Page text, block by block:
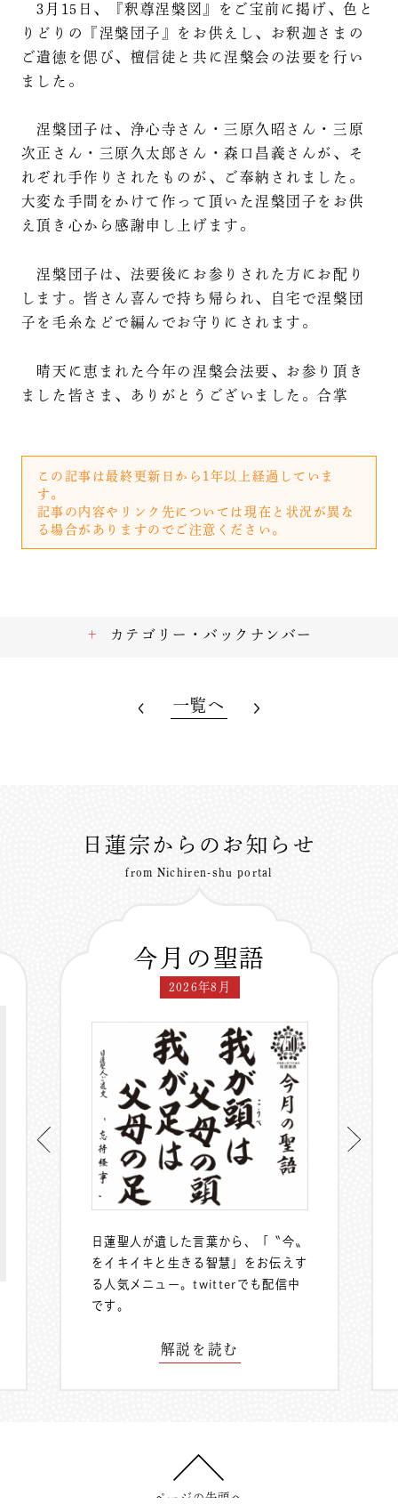
3月15日、『釈尊涅槃図』をご宝前に掲げ、色と
りどりの『涅槃団子』をお供えし、お釈迦さまの
ご遺徳を偲び、檀信徒と共に涅槃会の法要を行い
ました。
涅槃団子は、浄心寺さん・三原久昭さん・三原
次正さん・三原久太郎さん・森口昌義さんが、そ
れぞれ手作りされたものが、ご奉納されました。
大変な手間をかけて作って頂いた涅槃団子をお供
え頂き心から感謝申し上げます。
涅槃団子は、法要後にお参りされた方にお配り
します。皆さん喜んで持ち帰られ、自宅で涅槃団
子を毛糸などで編んでお守りにされます。
晴天に恵まれた今年の涅槃会法要、お参り頂き
ました皆さま、ありがとうございました。合掌
この記事は最終更新日から1年以上経過していま
す。
記事の内容やリンク先については現在と状況が異な
る場合がありますのでご注意ください。
カテゴリー・バックナンバー
一覧へ
日蓮宗からのお知らせ
from Nichiren-shu portal
今月の聖語
2026年8月
日蓮聖人が遺した言葉から、「〝今〟
をイキイキと生きる智慧」をお伝えす
る人気メニュー。twitterでも配信中
です。
解説を読む
ページの先頭へ